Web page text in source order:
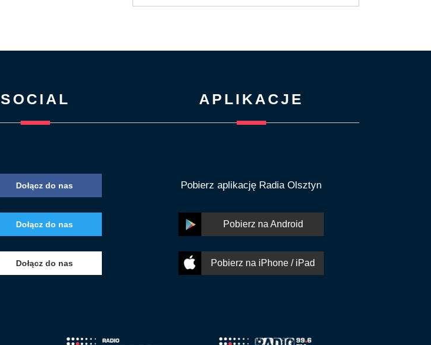
SOCIAL
Dołącz do nas
Dołącz do nas
Dołącz do nas
APLIKACJE
Pobierz aplikację Radia Olsztyn
Pobierz na Android
Pobierz na iPhone / iPad